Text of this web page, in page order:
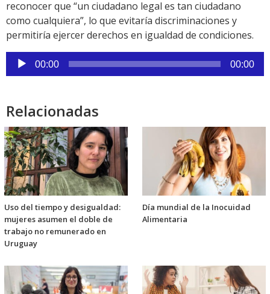
reconocer que “un ciudadano legal es tan ciudadano
como cualquiera”, lo que evitaría discriminaciones y
permitiría ejercer derechos en igualdad de condiciones.
Reproductor
de
00:00 00:00
Relacionadas
Uso del tiempo y desigualdad:
mujeres asumen el doble de
trabajo no remunerado en
Uruguay
Día mundial de la Inocuidad
Alimentaria